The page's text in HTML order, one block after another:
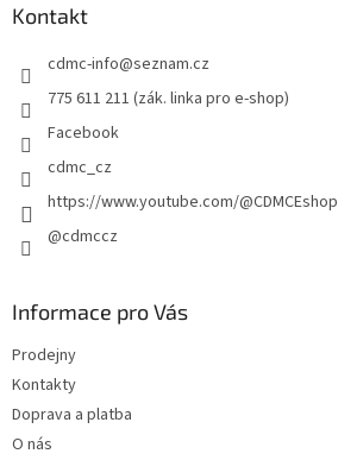
Kontakt
cdmc-info@seznam.cz
775 611 211 (zák. linka pro e-shop)
Facebook
cdmc_cz
https://www.youtube.com/@CDMCEshop
@cdmccz
Informace pro Vás
Prodejny
Kontakty
Doprava a platba
O nás